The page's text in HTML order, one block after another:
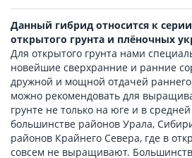
Данный гибрид относится к
открытого грунта и плёночных
Для открытого грунта нами
новейшие сверхранние и ранние
дружной и мощной отдачей
можно рекомендовать для
грунте не только на юге и в
большинстве районов Урала,
районов Крайнего Севера, где в
совсем не выращивают.